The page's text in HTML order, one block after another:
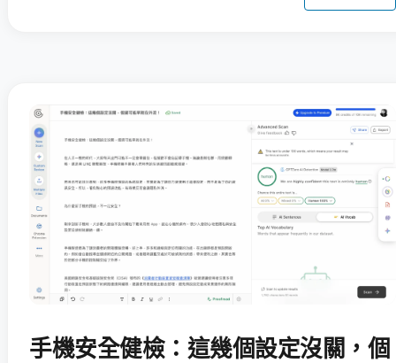
手機安全健檢：這幾個設定沒關，個